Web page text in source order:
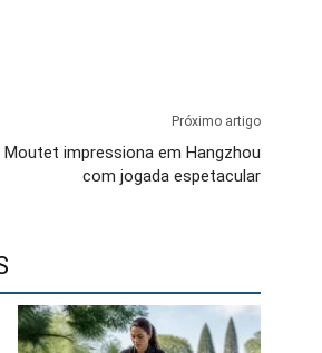
Próximo artigo
impressiona em Hangzhou
com jogada espetacular